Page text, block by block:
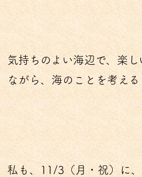
気持ちのよい海辺で、楽
ながら、海のことを考え
私も、11/3（月・祝）に